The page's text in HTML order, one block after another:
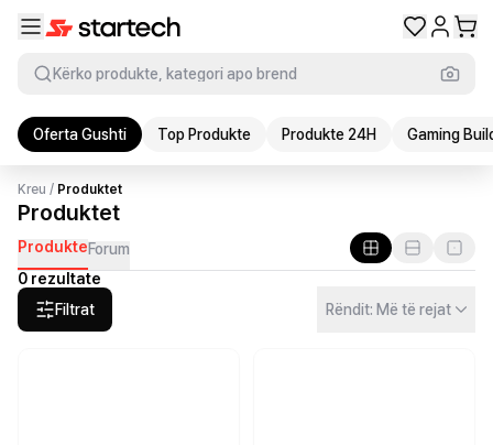
Kërko produkte, kategori apo brend
Oferta Gushti Top Produkte Produkte 24H Gaming
Kreu / Produktet
Produktet
ProdukteForum
0 rezultate
Filtrat
Rëndit: Më të rejat